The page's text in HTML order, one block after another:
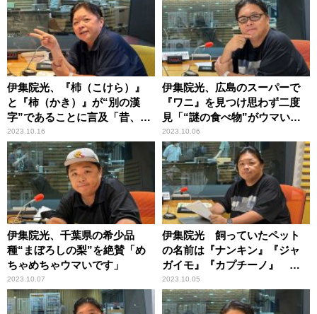
伊集院光、『杮（こけら）』
と『柿（かき）』が“別の漢
字”であることに言及「昔、師
匠から教えてもらったんだけ
ど……」
2023.10.16
伊集院光、広島のスーパーで
『ワニ』を見つけ思わず二度
見「“謎の食べ物”がウマいん
だよね」
2023.10.06
伊集院光、千葉県の希少品
種“まぼろしの梨”を絶賛「め
ちゃめちゃウマいです」
2023.10.07
伊集院光 飼っていたペット
の名前は『ナンキン』『ジャ
ガイモ』『カプチーノ』
「謎の組み合わせで飼ってま
した」
2023.10.05